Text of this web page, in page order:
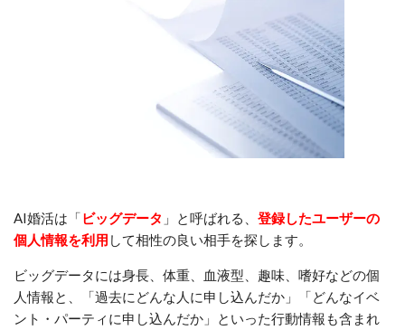
AI婚活は「ビッグデータ 」と呼ばれる、 登録したユーザーの
個人情報を利用 して相性の良い相手を探します。
ビッグデータには身長、体重、血液型、趣味、嗜好などの個
人情報と、「過去にどんな人に申し込んだか」「どんなイベ
ント・パーティに申し込んだか」といった行動情報も含まれ